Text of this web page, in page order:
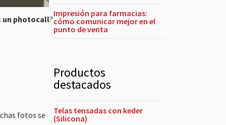
un photocall?
fotos se
Impresión para farmacias:
cómo comunicar mejor en el
punto de venta
Productos
destacados
Telas tensadas con keder
(Silicona)